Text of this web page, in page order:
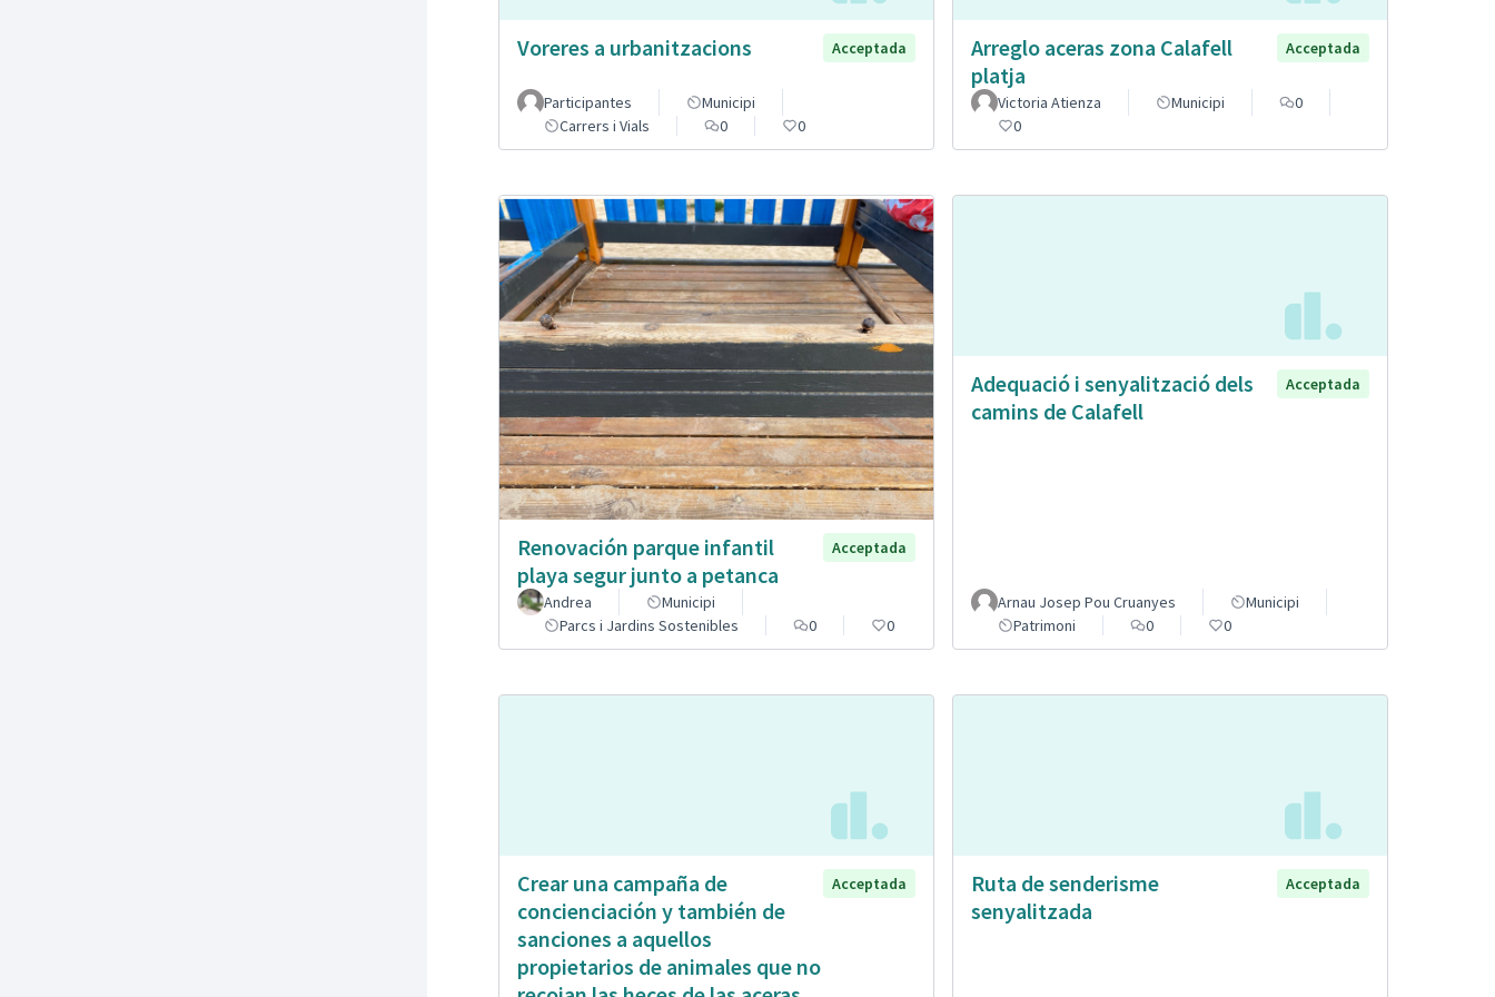
Voreres a urbanitzacions Acceptada
Participantes
Municipi
Carrers i Vials
0 0
Arreglo aceras zona Calafell
platja
Acceptada
Victoria Atienza Municipi
0
0
Renovación parque infantil
playa segur junto a petanca
Acceptada
Andrea
Municipi
Parcs i Jardins Sostenibles
0 0
Adequació i senyalització dels
camins de Calafell
Acceptada
Arnau Josep Pou Cruanyes
Municipi
Patrimoni
0 0
Crear una campaña de
concienciación y también de
sanciones a aquellos
propietarios de animales que no
Acceptada
Ruta de senderisme
senyalitzada
Acceptada